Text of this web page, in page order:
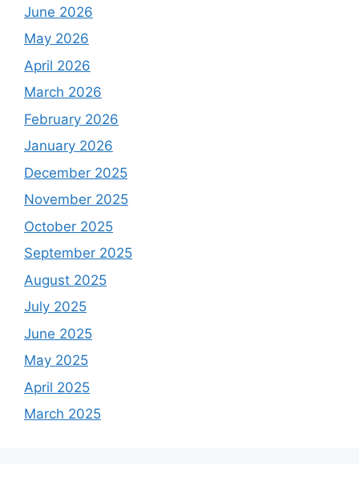
June 2026
May 2026
April 2026
March 2026
February 2026
January 2026
December 2025
November 2025
October 2025
September 2025
August 2025
July 2025
June 2025
May 2025
April 2025
March 2025